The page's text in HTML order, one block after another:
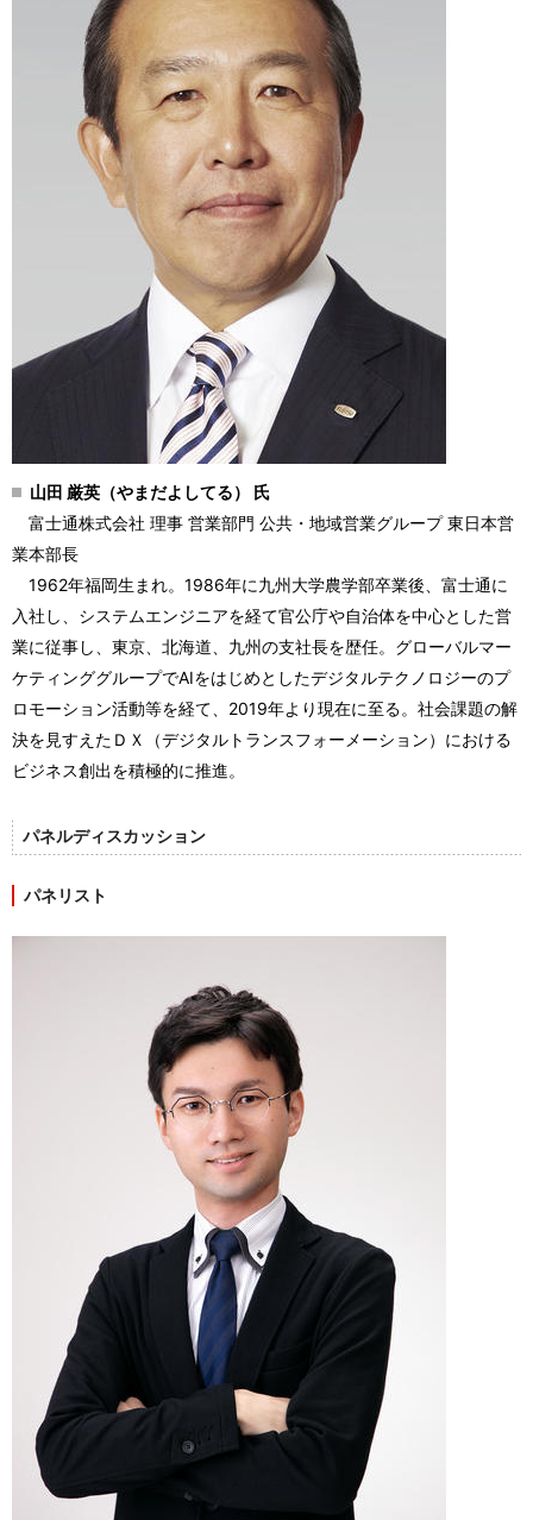
山田 厳英（やまだよしてる） 氏
富士通株式会社 理事 営業部門 公共・地域営業グループ 東日本営
業本部長
1962年福岡生まれ。 1986年に九州大学農学部卒業後、富士通に
入社し、システムエンジニアを経て官公庁や自治体を中心とした営
業に従事し、東京、北海道、九州の支社長を歴任。グローバルマー
ケティンググループでAIをはじめとしたデジタルテクノロジーのプ
ロモーション活動等を経て、 2019年より現在に至る。社会課題の解
決を見すえたＤＸ（デジタルトランスフォーメーション）における
ビジネス創出を積極的に推進。
パネルディスカッション
パネリスト